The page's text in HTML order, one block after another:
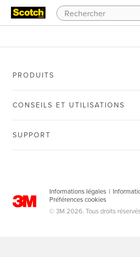
PRODUITS
CONSEILS ET UTILISATIONS
SUPPORT
Informations légales |
Préférences cookies
© 3M 2026. Tous droits